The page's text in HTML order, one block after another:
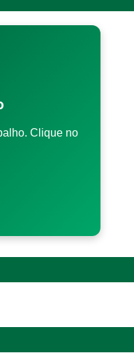
Clique no